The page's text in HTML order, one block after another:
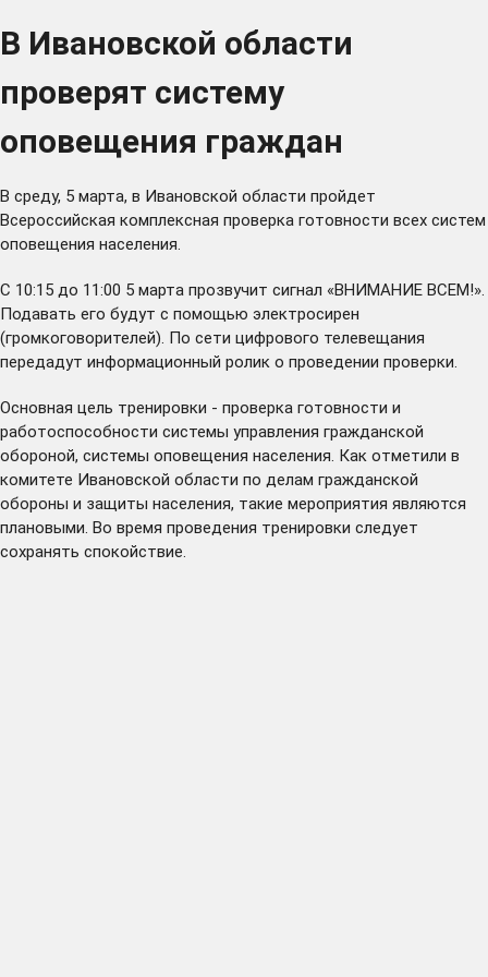
В Ивановской области
проверят систему
оповещения граждан
В среду, 5 марта, в Ивановской области пройдет
Всероссийская комплексная проверка готовности всех систем
оповещения населения.
С 10:15 до 11:00 5 марта прозвучит сигнал «ВНИМАНИЕ ВСЕМ!».
Подавать его будут с помощью электросирен
(громкоговорителей). По сети цифрового телевещания
передадут информационный ролик о проведении проверки.
Основная цель тренировки - проверка готовности и
работоспособности системы управления гражданской
обороной, системы оповещения населения. Как отметили в
комитете Ивановской области по делам гражданской
обороны и защиты населения, такие мероприятия являются
плановыми. Во время проведения тренировки следует
сохранять спокойствие.